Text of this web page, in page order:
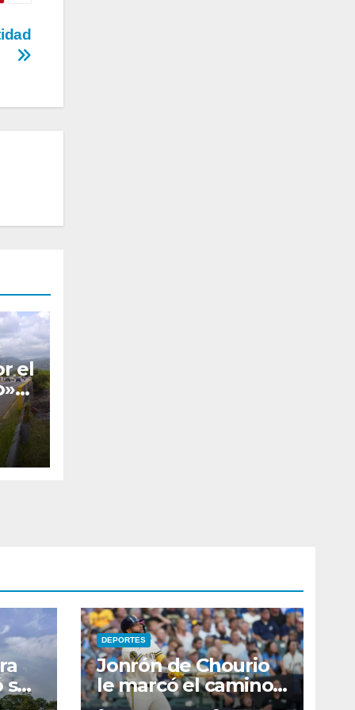
el
DEPORTES
Jonrón de Chourio
le marcó el camino
a Milwaukee